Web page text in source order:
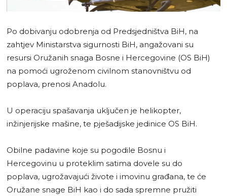
Po dobivanju odobrenja od Predsjedništva BiH, na
zahtjev Ministarstva sigurnosti BiH, angažovani su
resursi Oružanih snaga Bosne i Hercegovine (OS BiH)
na pomoći ugroženom civilnom stanovništvu od
poplava, prenosi Anadolu.
U operaciju spašavanja uključen je helikopter,
inžinjerijske mašine, te pješadijske jedinice OS BiH.
Obilne padavine koje su pogodile Bosnu i
Hercegovinu u proteklim satima dovele su do
poplava, ugrožavajući živote i imovinu građana, te će
Oružane snage BiH kao i do sada spremne pružiti